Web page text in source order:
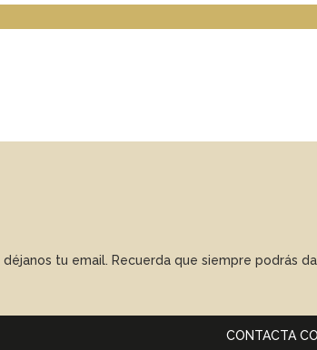
tu email. Recuerda que siempre podrás
CONTACTA